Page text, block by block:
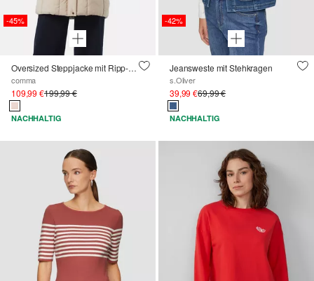
-45%
Oversized Steppjacke mit Ripp-Details
comma
109,99 €199,99 €
NACHHALTIG
-42%
Jeansweste mit Stehkragen
s.Oliver
39,99 €69,99 €
NACHHALTIG